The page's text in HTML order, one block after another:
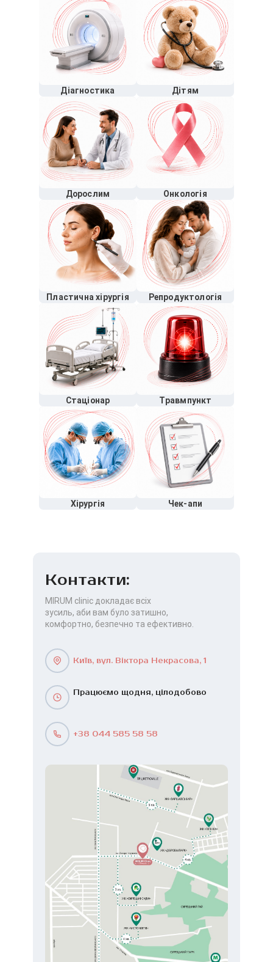
Діагностика Дітям
Дорослим Онкологія
Пластична хірургія Репродуктологія
Стаціонар Травмпункт
Хірургія Чек-апи
Контакти:
MIRUM clinic докладає всіх
зусиль, аби вам було затишно,
комфортно, безпечно та ефективно.
Київ, вул. Віктора Некрасова, 1
Працюємо щодня, цілодобово
+38 044 585 58 58